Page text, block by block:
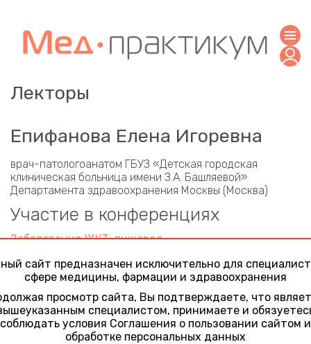
Лекторы
Епифанова Елена Игоревна
врач-патологоанатом ГБУЗ «Детская городская
клиническая больница имени З.А. Башляевой»
Департамента здравоохранения Москвы (Москва)
Участие в конференциях
Заболевания ЖКТ: пищевод
Осмотр пищевода в практике детского эндоскописта
Заболевания ЖКТ: желудок
15 мая 2021
Осмотр слизистой оболочки желудка у детей в практике
эндоскописта
сайт предназначен исключительно для
сфере медицины, фармации и здравоохранения
просмотр сайта, Вы подтверждаете, что
специалистом, принимаете и
соблюдать условия Соглашения о пользовании сайтом и
обработке персональных данных